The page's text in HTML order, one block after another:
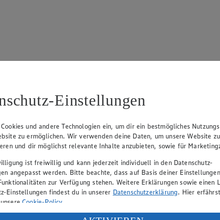
(Vorstandsvorsitzender), Peter Wagener
gewährt Ihnen jedoch das Recht, den auf dieser Website
und Vervielfältigung von Bildmaterial oder Grafiken aus
Einstellungen
und andere Technologien ein, um dir ein bestmögliches
zu ermöglichen. Wir verwenden deine Daten, um unsere Website zu
und dir möglichst relevante Inhalte anzubieten, sowie für
ist freiwillig und kann jederzeit individuell in den Datenschutz-
angepasst werden. Bitte beachte, dass auf Basis deiner
zur Verfügung stehen. Weitere Erklärungen sowie einen
Einstellungen findest du in unserer Datenschutzerklärung. Hier
Cookie-Policy.